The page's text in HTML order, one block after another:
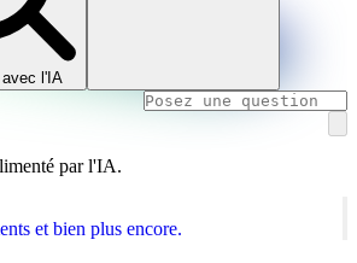
avec l'IA
par l'IA.
et bien plus encore.